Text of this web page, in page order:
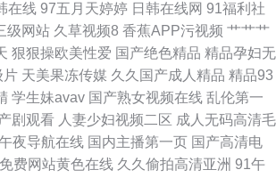
在线 97五月天婷婷 日韩在线网 91福利社
级网站 久草视频8 香蕉APP污视频 艹艹艹
狠狠操欧美性爱 国产绝色精品 精品孕妇无
片 天美果冻传媒 久久国产成人精品 精品93
学生妹avav 国产熟女视频在线 乱伦第一
剧观看 人妻少妇视频二区 成人无码高清毛
夜导航在线 国内主播第一页 国产高清电
免费网站黄色在线 久久偷拍高清亚洲 91午